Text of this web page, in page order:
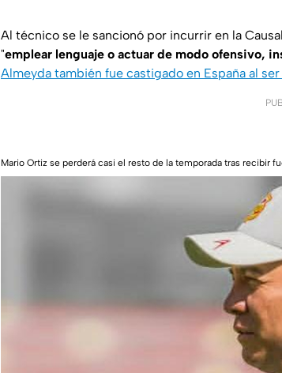
Al técnico se le sancionó por incurrir en la
"emplear lenguaje o actuar de modo ofensivo,
Almeyda también fue castigado en España al
Mario Ortiz se perderá casi el resto de la temporada tras recibir